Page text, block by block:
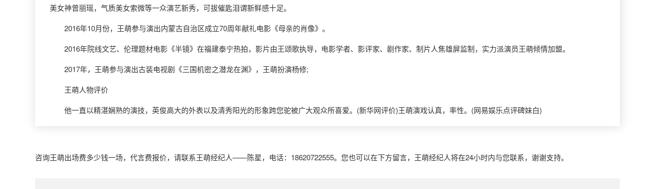
美女神曾丽瑶，气质美女索微等一众演艺新秀，可拔催匙泪谓新鲜感十足。
2016年10月份，王萌参与演出内蒙古自治区成立70周年献礼电影《母亲的肖像》。
2016年院线文艺、伦理题材电影《半镜》在福建泰宁热拍，影片由王颂歌执导，电影学者、影评家、剧作家、制片人焦雄屏监制，实力派演员王萌倾情加盟。
2017年，王萌参与演出古装电视剧《三国机密之潜龙在渊》，王萌扮演杨修;
王萌人物评价
他一直以精湛娴熟的演技，英俊高大的外表以及清秀阳光的形象跨您驼被广大观众所喜爱。(新华网评价)王萌演戏认真，率性。(网易娱乐点评碑妹白)
咨询王萌出场费多少钱一场，代言费报价，请联系王萌经纪人——陈星，电话：18620722555。您也可以在下方留言，王萌经纪人将在24小时内与您联系，谢谢支持。